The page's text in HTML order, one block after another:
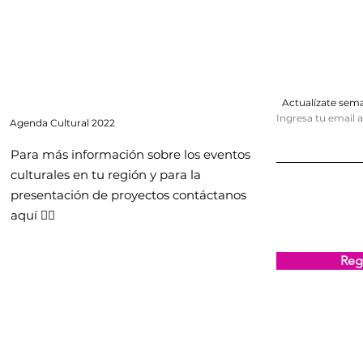
Agenda Cultural 2022
Para más información sobre los eventos
culturales en tu región y para la
presentación de proyectos contáctanos
aquí 👇🏻
Actualízate
Ingresa tu email